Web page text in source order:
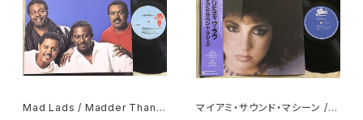
Mad Lads / Madder Than E
マイアミ・サウンド・マシーン /